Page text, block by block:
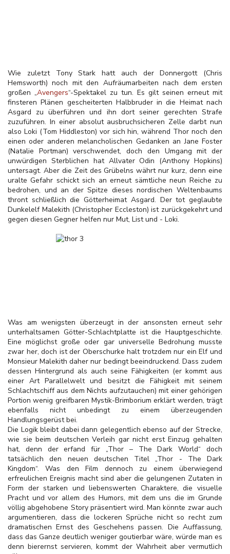
Wie zuletzt Tony Stark hatt auch der Donnergott (Chris
Hemsworth) noch mit den Aufräumarbeiten nach dem ersten
großen „Avengers“-Spektakel zu tun. Es gilt seinen erneut mit
finsteren Plänen gescheiterten Halbbruder in die Heimat nach
Asgard zu überführen und ihn dort seiner gerechten Strafe
zuzuführen. In einer absolut ausbruchsicheren Zelle darbt nun
also Loki (Tom Hiddleston) vor sich hin, während Thor noch den
einen oder anderen melancholischen Gedanken an Jane Foster
(Natalie Portman) verschwendet, doch den Umgang mit der
unwürdigen Sterblichen hat Allvater Odin (Anthony Hopkins)
untersagt. Aber die Zeit des Grübelns währt nur kurz, denn eine
uralte Gefahr schickt sich an erneut sämtliche neun Reiche zu
bedrohen, und an der Spitze dieses nordischen Weltenbaums
thront schließlich die Götterheimat Asgard. Der tot geglaubte
Dunkelelf Malekith (Christopher Eccleston) ist zurückgekehrt und
gegen diesen Gegner helfen nur Mut, List und - Loki.
Was am wenigsten überzeugt in der ansonsten erneut sehr
unterhaltsamen Götter-Schlachtplatte ist die Hauptgeschichte.
Eine möglichst große oder gar universelle Bedrohung musste
zwar her, doch ist der Oberschurke halt trotzdem nur ein Elf und
Monsieur Malekith daher nur bedingt beeindruckend. Dass zudem
dessen Hintergrund als auch seine Fähigkeiten (er kommt aus
einer Art Parallelwelt und besitzt die Fähigkeit mit seinem
Schlachtschiff aus dem Nichts aufzutauchen) mit einer gehörigen
Portion wenig greifbaren Mystik-Brimborium erklärt werden, trägt
ebenfalls nicht unbedingt zu einem überzeugenden
Handlungsgerüst bei.
Die Logik bleibt dabei dann gelegentlich ebenso auf der Strecke,
wie sie beim deutschen Verleih gar nicht erst Einzug gehalten
hat, denn der erfand für „Thor – The Dark World“ doch
tatsächlich den neuen deutschen Titel „Thor - The Dark
Kingdom“. Was den Film dennoch zu einem überwiegend
erfreulichen Ereignis macht sind aber die gelungenen Zutaten in
Form der starken und liebenswerten Charaktere, die visuelle
Pracht und vor allem des Humors, mit dem uns die im Grunde
völlig abgehobene Story präsentiert wird. Man könnte zwar auch
argumentieren, dass die lockeren Sprüche nicht so recht zum
dramatischen Ernst des Geschehens passen. Die Auffassung,
dass das Ganze deutlich weniger goutierbar wäre, würde man es
denn bierernst servieren, kommt der Wahrheit aber vermutlich